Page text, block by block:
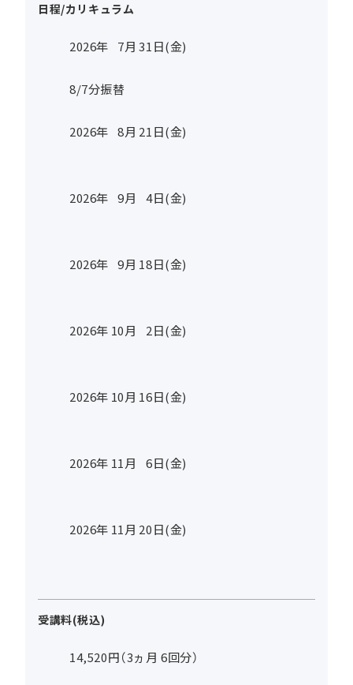
日程/カリキュラム
2026年 7月 31日(金)
8/7分振替
2026年 8月 21日(金)
2026年 9月 4日(金)
2026年 9月 18日(金)
2026年 10月 2日(金)
2026年 10月 16日(金)
2026年 11月 6日(金)
2026年 11月 20日(金)
受講料(税込)
14,520円（3ヵ月 6回分）